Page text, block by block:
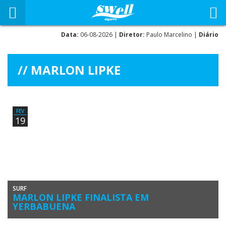
Data: 06-08-2026 | Diretor: Paulo Marcelino | Diário
MARLON LIPKE
FEV
19
SURF
MARLON LIPKE FINALISTA EM
YERBABUENA
O surfista algarvio Marlon Lipke fez 3º lugar no IV Open de Surf & Sup